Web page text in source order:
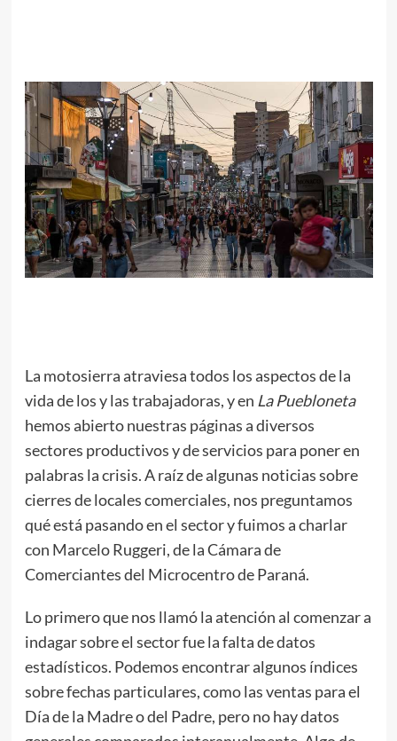
La motosierra atraviesa todos los aspectos de la
vida de los y las trabajadoras, y en La Puebloneta
hemos abierto nuestras páginas a diversos
sectores productivos y de servicios para poner en
palabras la crisis. A raíz de algunas noticias sobre
cierres de locales comerciales, nos preguntamos
qué está pasando en el sector y fuimos a charlar
con Marcelo Ruggeri, de la Cámara de
Comerciantes del Microcentro de Paraná.
Lo primero que nos llamó la atención al comenzar a
indagar sobre el sector fue la falta de datos
estadísticos. Podemos encontrar algunos índices
sobre fechas particulares, como las ventas para el
Día de la Madre o del Padre, pero no hay datos